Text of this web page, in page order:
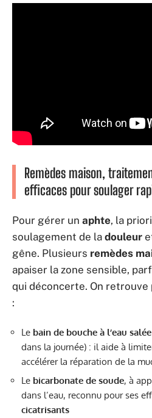
Remèdes maison,
efficaces pour soulager
Pour gérer un aphte, la
soulagement de la douleur
gêne. Plusieurs remèdes
apaiser la zone sensible,
qui déconcerte. On
:
Le bain de bouche à l’eau salée
dans la journée) : il aide à
accélérer la réparation de la
Le bicarbonate de soude, à
dans l’eau, reconnu pour ses
cicatrisants